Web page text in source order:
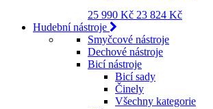
25 990 Kč 23 824 Kč
Hudební nástroje
Smyčcové nástroje
Dechové nástroje
Bicí nástroje
Bicí sady
Činely
Všechny kategorie